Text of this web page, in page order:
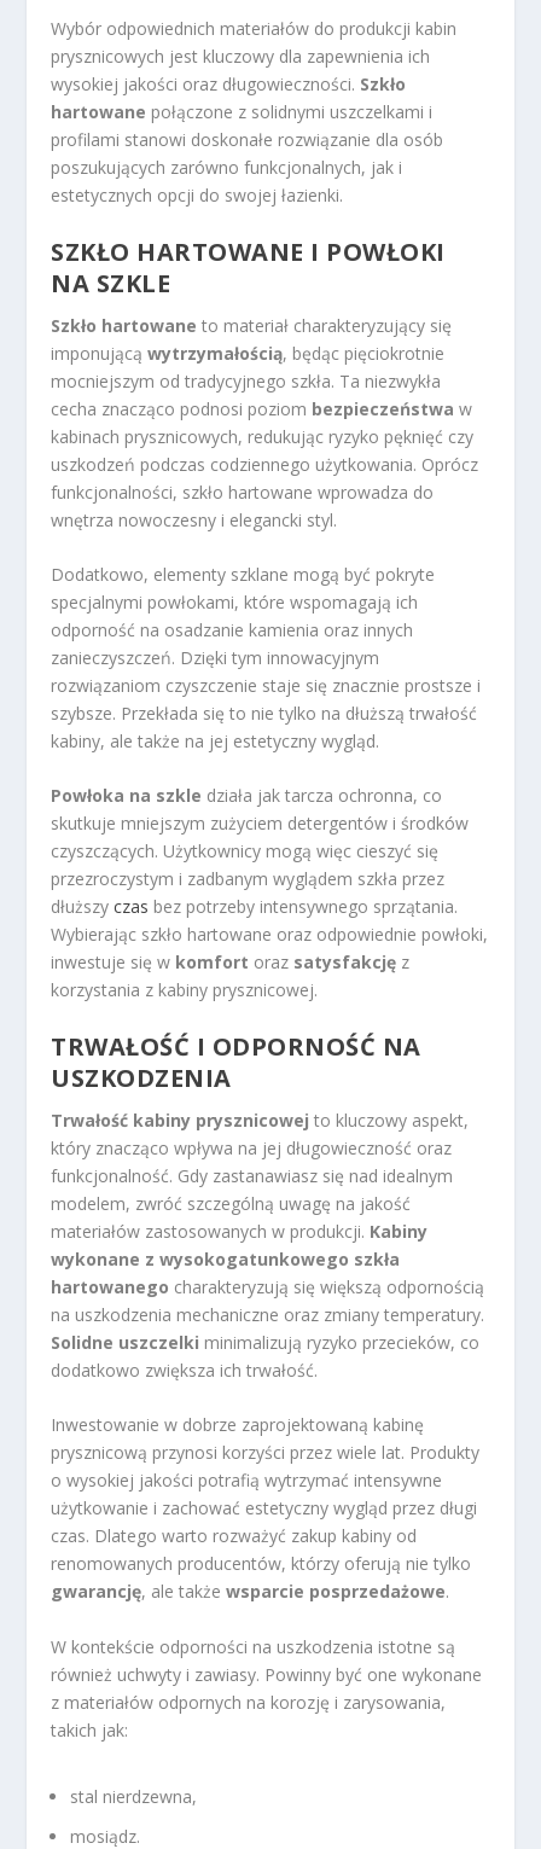
Wybór odpowiednich materiałów do produkcji kabin
prysznicowych jest kluczowy dla zapewnienia ich
wysokiej jakości oraz długowieczności. Szkło
hartowane połączone z solidnymi uszczelkami i
profilami stanowi doskonałe rozwiązanie dla osób
poszukujących zarówno funkcjonalnych, jak i
estetycznych opcji do swojej łazienki.
SZKŁO HARTOWANE I POWŁOKI
NA SZKLE
Szkło hartowane to materiał charakteryzujący się
imponującąwytrzymałością, będąc pięciokrotnie
mocniejszym od tradycyjnego szkła. Ta niezwykła
cecha znacząco podnosi poziom bezpieczeństwa w
kabinach prysznicowych, redukując ryzyko pęknięć czy
uszkodzeń podczas codziennego użytkowania. Oprócz
funkcjonalności, szkło hartowane wprowadza do
wnętrza nowoczesny i elegancki styl.
Dodatkowo, elementy szklane mogą być pokryte
specjalnymi powłokami, które wspomagają ich
odporność na osadzanie kamienia oraz innych
zanieczyszczeń. Dzięki tym innowacyjnym
rozwiązaniom czyszczenie staje się znacznie prostsze i
szybsze. Przekłada się to nie tylko na dłuższą trwałość
kabiny, ale także na jej estetyczny wygląd.
Powłoka na szkle działa jak tarcza ochronna, co
skutkuje mniejszym zużyciem detergentów i środków
czyszczących. Użytkownicy mogą więc cieszyć się
przezroczystym i zadbanym wyglądem szkła przez
dłuższyczas bez potrzeby intensywnego sprzątania.
Wybierając szkło hartowane oraz odpowiednie powłoki,
inwestuje się w komfort oraz satysfakcję z
korzystania z kabiny prysznicowej.
TRWAŁOŚĆ I ODPORNOŚĆ NA
USZKODZENIA
Trwałość kabiny prysznicowej to kluczowy aspekt,
który znacząco wpływa na jej długowieczność oraz
funkcjonalność. Gdy zastanawiasz się nad idealnym
modelem, zwróć szczególną uwagę na jakość
materiałów zastosowanych w produkcji. Kabiny
wykonane z wysokogatunkowego szkła
hartowanego charakteryzują się większą odpornością
na uszkodzenia mechaniczne oraz zmiany temperatury.
Solidne uszczelki minimalizują ryzyko przecieków, co
dodatkowo zwiększa ich trwałość.
Inwestowanie w dobrze zaprojektowaną kabinę
prysznicową przynosi korzyści przez wiele lat. Produkty
o wysokiej jakości potrafią wytrzymać intensywne
użytkowanie i zachować estetyczny wygląd przez długi
czas. Dlatego warto rozważyć zakup kabiny od
renomowanych producentów, którzy oferują nie tylko
gwarancję, ale takżewsparcie posprzedażowe.
W kontekście odporności na uszkodzenia istotne są
również uchwyty i zawiasy. Powinny być one wykonane
z materiałów odpornych na korozję i zarysowania,
takich jak:
stal nierdzewna,
mosiądz.